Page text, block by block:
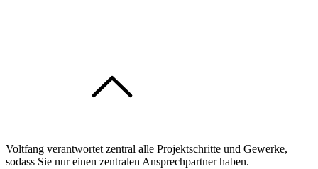
Voltfang verantwortet zentral alle Projektschritte und Gewerke,
sodass Sie nur einen zentralen Ansprechpartner haben.